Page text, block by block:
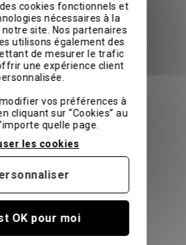
04/2026surAvis vérifiés
et la largeur des bonnets font
Attention à l’essorage , car
cookies fonctionnels et
nécessaires à la
site. Nos partenaires
utilisons également des
de mesurer le trafic
une expérience client
vos préférences à
cliquant sur “Cookies” au
quelle page.
OK pour moi
les cookies